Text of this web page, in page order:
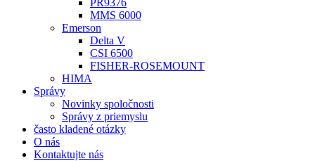
PR9376
MMS 6000
Emerson
Delta V
CSI 6500
FISHER-ROSEMOUNT
HIMA
Správy
Novinky spoločnosti
Správy z priemyslu
často kladené otázky
O nás
Kontaktujte nás